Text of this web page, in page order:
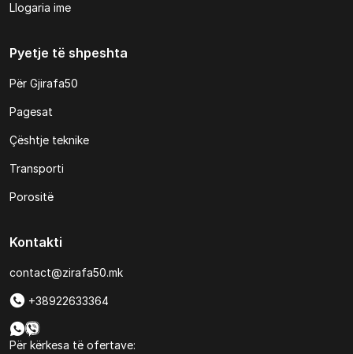
Llogaria ime
Pyetje të shpeshta
Për Gjirafa50
Pagesat
Çështje teknike
Transporti
Porositë
Kontakti
contact@zirafa50.mk
+38922633364
Për kërkesa të ofertave: